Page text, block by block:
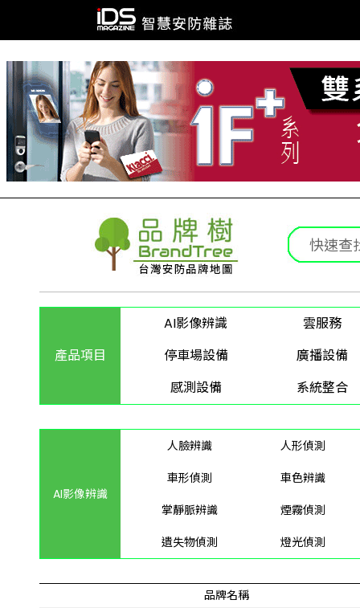
產品項目
AI影像辨識
雲服務
停車場設備
廣播設備
感測設備
系統整合
AI影像辨識
人臉辨識
人形偵測
車形偵測
車色辨識
掌靜脈辨識
煙霧偵測
遺失物偵測
燈光偵測
品牌名稱